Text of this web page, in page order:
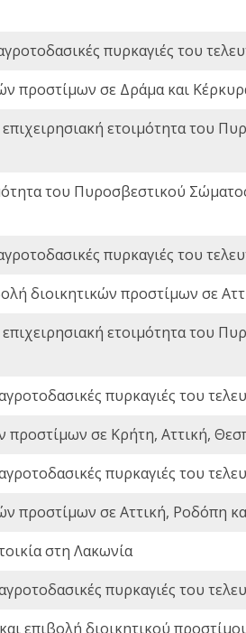
πυρκαγιές του
προστίμων σε Δράμα και
ετοιμότητα του
του Πυροσβεστικού
πυρκαγιές του
διοικητικών προστίμων σε
ετοιμότητα του
πυρκαγιές του
προστίμων σε Κρήτη, Αττική,
πυρκαγιές του
προστίμων σε Αττική, Ροδόπη
στη Λακωνία
πυρκαγιές του
επιβολή διοικητικού